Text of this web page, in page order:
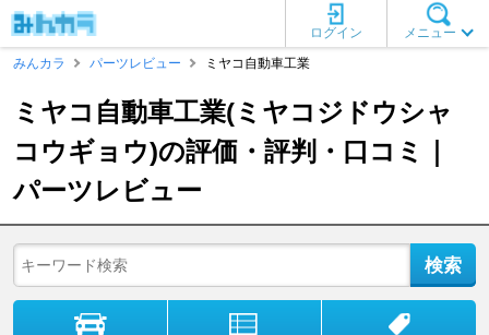
メニュー
ログイン
みんカラ
パーツレビュー ミヤコ自動車工業
ミヤコ自動車工業(ミヤコジドウシャ
コウギョウ)の評価・評判・口コミ｜
パーツレビュー